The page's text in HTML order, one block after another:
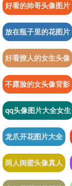
好看的帅哥头像图片
放在瓶子里的花图片
好看撩人的女生头像
不露脸的女头像背影
qq头像图片大全女生
龙爪开花图片大全
两人闺蜜头像真人